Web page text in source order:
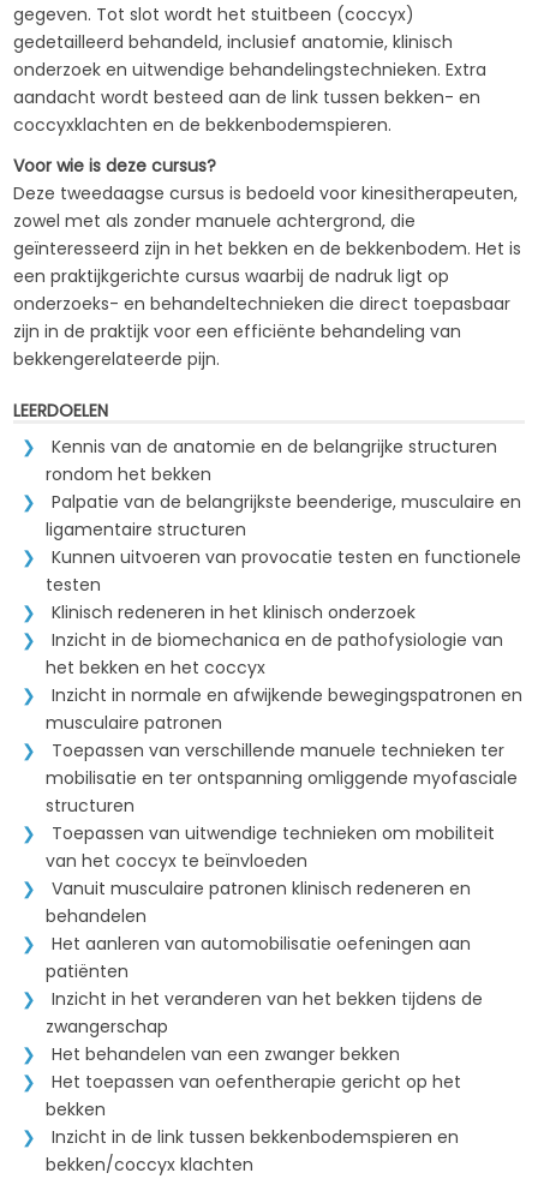
gegeven. Tot slot wordt het stuitbeen (coccyx)
gedetailleerd behandeld, inclusief anatomie, klinisch
onderzoek en uitwendige behandelingstechnieken. Extra
aandacht wordt besteed aan de link tussen bekken- en
coccyxklachten en de bekkenbodemspieren.
Voor wie is deze cursus?
Deze tweedaagse cursus is bedoeld voor kinesitherapeuten,
zowel met als zonder manuele achtergrond, die
geïnteresseerd zijn in het bekken en de bekkenbodem. Het is
een praktijkgerichte cursus waarbij de nadruk ligt op
onderzoeks- en behandeltechnieken die direct toepasbaar
zijn in de praktijk voor een efficiënte behandeling van
bekkengerelateerde pijn.
LEERDOELEN
Kennis van de anatomie en de belangrijke structuren
rondom het bekken
Palpatie van de belangrijkste beenderige, musculaire en
ligamentaire structuren
Kunnen uitvoeren van provocatie testen en functionele
testen
Klinisch redeneren in het klinisch onderzoek
Inzicht in de biomechanica en de pathofysiologie van
het bekken en het coccyx
Inzicht in normale en afwijkende bewegingspatronen en
musculaire patronen
Toepassen van verschillende manuele technieken ter
mobilisatie en ter ontspanning omliggende myofasciale
structuren
Toepassen van uitwendige technieken om mobiliteit
van het coccyx te beïnvloeden
Vanuit musculaire patronen klinisch redeneren en
behandelen
Het aanleren van automobilisatie oefeningen aan
patiënten
Inzicht in het veranderen van het bekken tijdens de
zwangerschap
Het behandelen van een zwanger bekken
Het toepassen van oefentherapie gericht op het
bekken
Inzicht in de link tussen bekkenbodemspieren en
bekken/coccyx klachten